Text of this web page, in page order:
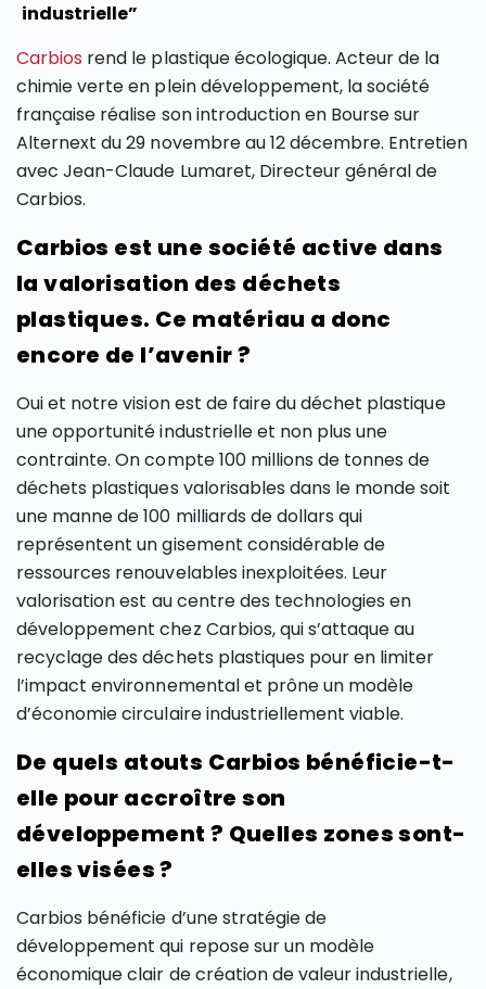
industrielle”
Carbios rend le plastique écologique. Acteur de la
chimie verte en plein développement, la société
française réalise son introduction en Bourse sur
Alternext du 29 novembre au 12 décembre. Entretien
avec Jean-Claude Lumaret, Directeur général de
Carbios.
Carbios est une société active dans
la valorisation des déchets
plastiques. Ce matériau a donc
encore de l’avenir ?
Oui et notre vision est de faire du déchet plastique
une opportunité industrielle et non plus une
contrainte. On compte 100 millions de tonnes de
déchets plastiques valorisables dans le monde soit
une manne de 100 milliards de dollars qui
représentent un gisement considérable de
ressources renouvelables inexploitées. Leur
valorisation est au centre des technologies en
développement chez Carbios, qui s’attaque au
recyclage des déchets plastiques pour en limiter
l’impact environnemental et prône un modèle
d’économie circulaire industriellement viable.
De quels atouts Carbios bénéficie-t-
elle pour accroître son
développement ? Quelles zones sont-
elles visées ?
Carbios bénéficie d’une stratégie de
développement qui repose sur un modèle
économique clair de création de valeur industrielle,